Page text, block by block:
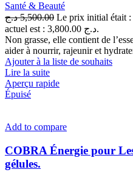
Santé & Beauté
5,500.00 د.ج
actuel est : 3,800.00 د.ج.
Non grasse, elle contient de
aider à nourrir, rajeunir et
Ajouter à la liste de souhaits
Lire la suite
Aperçu rapide
Épuisé
Add to compare
COBRA Énergie pour
gélules.